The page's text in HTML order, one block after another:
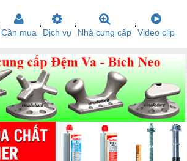
Cần mua Dịch vụ Nhà cung cấp Video clip